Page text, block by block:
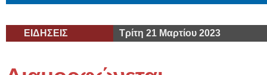
ΕΙΔΗΣΕΙΣ Τρίτη 21 Μαρτίου 2023